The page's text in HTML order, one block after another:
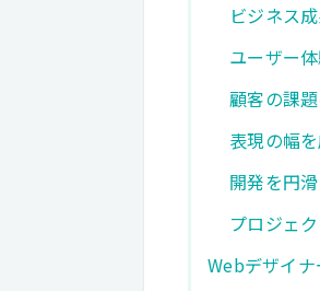
ビジネス
ユーザー
顧客の課
表現の幅
開発を円
プロジェ
Webデザイ